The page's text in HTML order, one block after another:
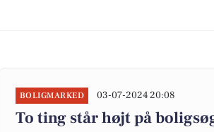
BOLIGMARKED 03-07-2024 20:08
To ting står højt på